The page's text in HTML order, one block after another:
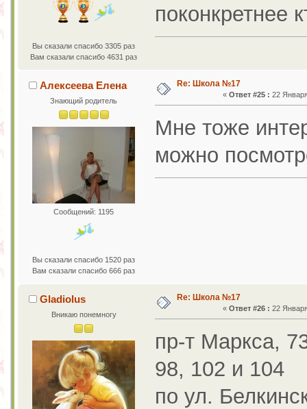
Вы сказали спасибо 3305 раз
Вам сказали спасибо 4631 раз
поконкретнее
Алексеева Елена
Знающий родитель
Сообщений: 1195
Вы сказали спасибо 1520 раз
Вам сказали спасибо 666 раз
Re: Школа №17
« Ответ #25 : 22
Мне тоже
можно
Gladiolus
Вникаю понемногу
Re: Школа №17
«Ответ #26 : 22
пр-т Маркса,
98, 102 и 104
по ул.